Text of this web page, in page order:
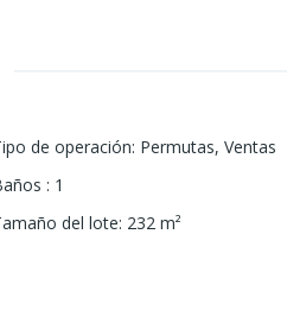
de operación: Permutas,Ventas
: 1
del lote: 232 m²